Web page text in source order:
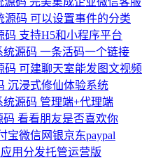
源码 可以设置事件的分类
支持H5和小程序平台
源码 一条活码一个链接
码 可建聊天室能发图文视频
沉浸式修仙体验系统
源码 管理端+代理端
看看朋友是否喜欢你
宝微信网银京东paypal
用分发托管运营版